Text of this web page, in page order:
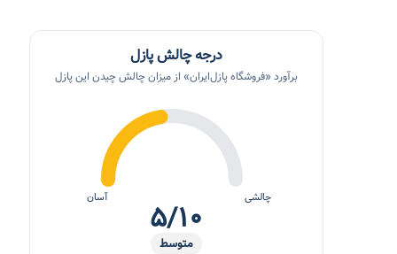
درجه چالش پازل
برآورد «فروشگاه پازل‌ایران» از میزان چالش چیدن این پازل
آسان چالشی
۵/۱۰
متوسط